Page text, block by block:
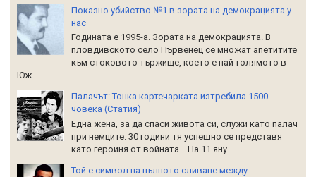
Показно убийство №1 в зората на демокрацията у
нас
Годината е 1995-а. Зората на демокрацията. В
пловдивското село Първенец се множат апетитите
към стоковото тържище, което е най-голямото в
Юж...
Палачът: Тонка картечарката изтребила 1500
човека (Статия)
Една жена, за да спаси живота си, служи като палач
при немците. 30 години тя успешно се представя
като героиня от войната... На 11 яну...
Той е символ на пълното сливане между